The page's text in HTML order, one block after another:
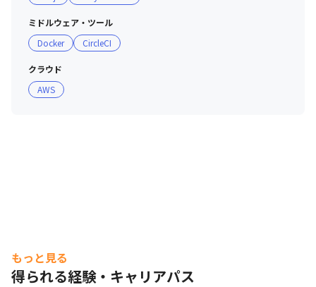
ミドルウェア・ツール
Docker
CircleCI
クラウド
AWS
もっと見る
得られる経験・キャリアパス